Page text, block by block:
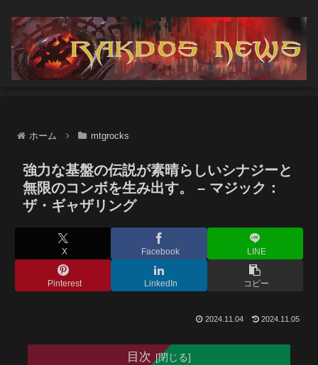
ホーム mtgrocks
強力な基盤の伝説が素晴らしいシナジーと
無限のコンボを生み出す。 – マジック：
ザ・ギャザリング
X Facebook LINE
Pinterest LinkedIn コピー
2024.11.04 2024.11.05
目次